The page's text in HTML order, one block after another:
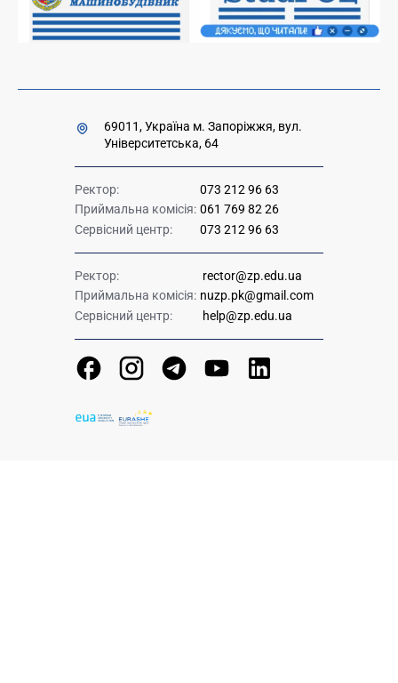
Урядова "гаряча лінія" 1545
69011, Україна м. Запоріжжя, вул.
Університетська, 64
Ректор:
073 212 96 63
Приймальна комісія: 061 769 82 26
Сервісний центр:
073 212 96 63
Ректор:
rector@zp.edu.ua
Приймальна комісія: nuzp.pk@gmail.com
Сервісний центр:
help@zp.edu.ua